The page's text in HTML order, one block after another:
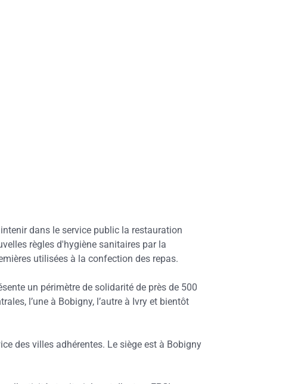
dans le service public la restauration
règles d'hygiène sanitaires par la
utilisées à la confection des repas.
un périmètre de solidarité de près de 500
l’une à Bobigny, l’autre à Ivry et bientôt
des villes adhérentes. Le siège est à Bobigny